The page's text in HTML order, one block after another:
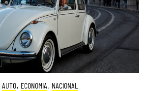
AUTO, ECONOMIA , NACIONAL